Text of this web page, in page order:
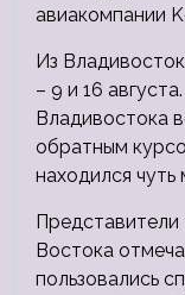
авиакомпании
Из
– 9 и 16
Владивостока
обратным
находился чуть
Востока
пользовались